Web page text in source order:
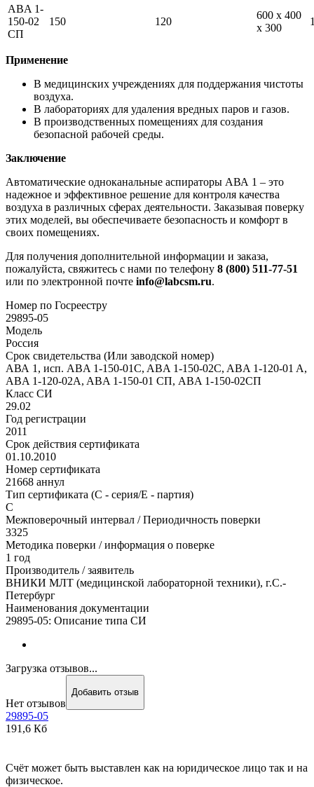
ABA 1-
150-02
СП
150 120
600 x 400
x 300
Применение
В медицинских учреждениях для поддержания чистоты
воздуха.
В лабораториях для удаления вредных паров и газов.
В производственных помещениях для создания
безопасной рабочей среды.
Заключение
Автоматические одноканальные аспираторы АВА 1 – это
надежное и эффективное решение для контроля качества
воздуха в различных сферах деятельности. Заказывая поверку
этих моделей, вы обеспечиваете безопасность и комфорт в
своих помещениях.
Для получения дополнительной информации и заказа,
пожалуйста, свяжитесь с нами по телефону 8 (800) 511-77-51
или по электронной почте info@labcsm.ru.
Номер по Госреестру
29895-05
Модель
Россия
Срок свидетельства (Или заводской номер)
АВА 1, исп. ABA 1-150-01C, ABA 1-150-02C, ABA 1-120-01 A,
ABA 1-120-02A, ABA 1-150-01 СП, ABA 1-150-02СП
Класс СИ
29.02
Год регистрации
2011
Срок действия сертификата
01.10.2010
Номер сертификата
21668 аннул
Тип сертификата (C - серия/E - партия)
С
Межповерочный интервал / Периодичность поверки
3325
Методика поверки / информация о поверке
1 год
Производитель / заявитель
ВНИКИ МЛТ (медицинской лабораторной техники), г.С.-
Петербург
Наименования документации
29895-05: Описание типа СИ
Загрузка отзывов...
Нет отзывов
Добавить отзыв
29895-05
191,6 Кб
Счёт может быть выставлен как на юридическое лицо так и на
физическое.